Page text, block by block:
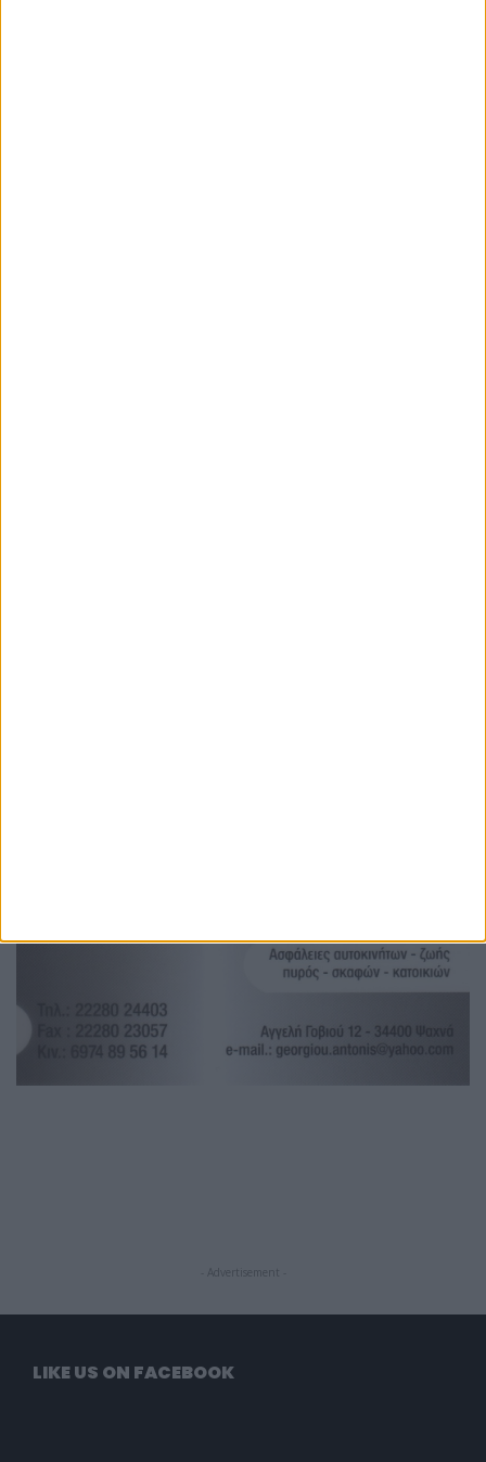
- Advertisement -
LIKE US ON FACEBOOK